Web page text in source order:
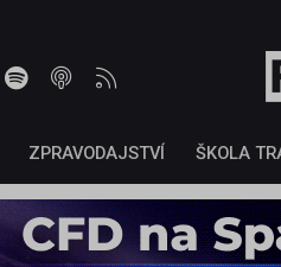
ZPRAVODAJSTVÍ ŠKOLA